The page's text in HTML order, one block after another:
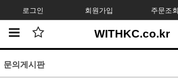
로그인 회원가입 주문조회
WITHKC.co.kr
문의게시판